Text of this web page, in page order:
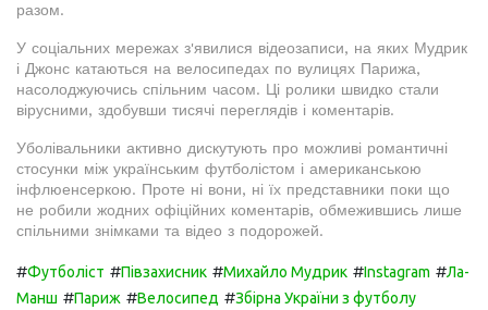
разом.
У соціальних мережах з'явилися відеозаписи, на яких Мудрик
і Джонс катаються на велосипедах по вулицях Парижа,
насолоджуючись спільним часом. Ці ролики швидко стали
вірусними, здобувши тисячі переглядів і коментарів.
Уболівальники активно дискутують про можливі романтичні
стосунки між українським футболістом і американською
інфлюенсеркою. Проте ні вони, ні їх представники поки що
не робили жодних офіційних коментарів, обмежившись лише
спільними знімками та відео з подорожей.
#Футболіст #Півзахисник #Михайло Мудрик #Instagram #Ла-
Манш #Париж #Велосипед #Збірна України з футболу